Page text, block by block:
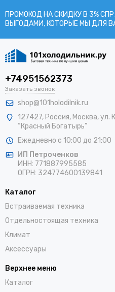
ПРОМОКОД НА СКИДКУ В 3%
ВЫГОДАМИ, КОТОРЫЕ МЫ ДЛЯ
+74951562373
Заказать звонок
shop@101holodilnik.ru
127427, Россия, Москва,ул.
“Красный Богатырь”
Ежедневно с 10:00 до 21:00
ИП Петроченков
ИНН: 771887995585
ОГРН: 324774600139841
Каталог
Встраиваемая техника
Отдельностоящая техника
Климат
Аксессуары
Верхнее меню
Каталог